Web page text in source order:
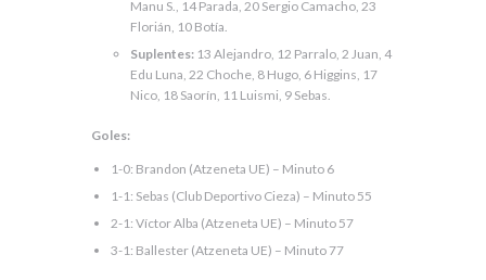
Manu S., 14 Parada, 20 Sergio Camacho, 23
Florián, 10 Botía.
Suplentes: 13 Alejandro, 12 Parralo, 2 Juan, 4
Edu Luna, 22 Choche, 8 Hugo, 6 Higgins, 17
Nico, 18 Saorín, 11 Luismi, 9 Sebas.
Goles:
1-0: Brandon (Atzeneta UE) – Minuto 6
1-1: Sebas (Club Deportivo Cieza) – Minuto 55
2-1: Víctor Alba (Atzeneta UE) – Minuto 57
3-1: Ballester (Atzeneta UE) – Minuto 77